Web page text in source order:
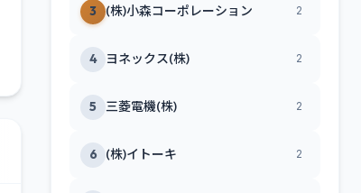
3 (株)小森コーポレーション 2
4 ヨネックス(株) 2
5 三菱電機(株) 2
6 (株)イトーキ 2